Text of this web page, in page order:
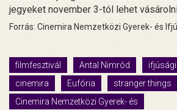
jegyeket november 3-tól lehet
Forrás: Cinemira Nemzetközi Gyerek- és
filmfesztivál Antal Nimród
cinemira
Eufória
stranger things
Cinemira Nemzetközi Gyerek- és